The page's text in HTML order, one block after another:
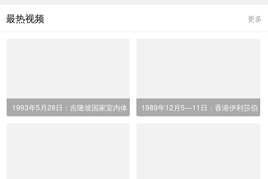
更多
最热视频
1993年5月28日：吉隆坡国家室内体
1989年12月5—11日：香港伊利莎伯